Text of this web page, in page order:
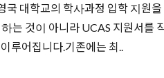
국 대학교의 학사과정 입학 지원
는 것이 아니라 UCAS 지원서를
루어집니다.기존에는 최..